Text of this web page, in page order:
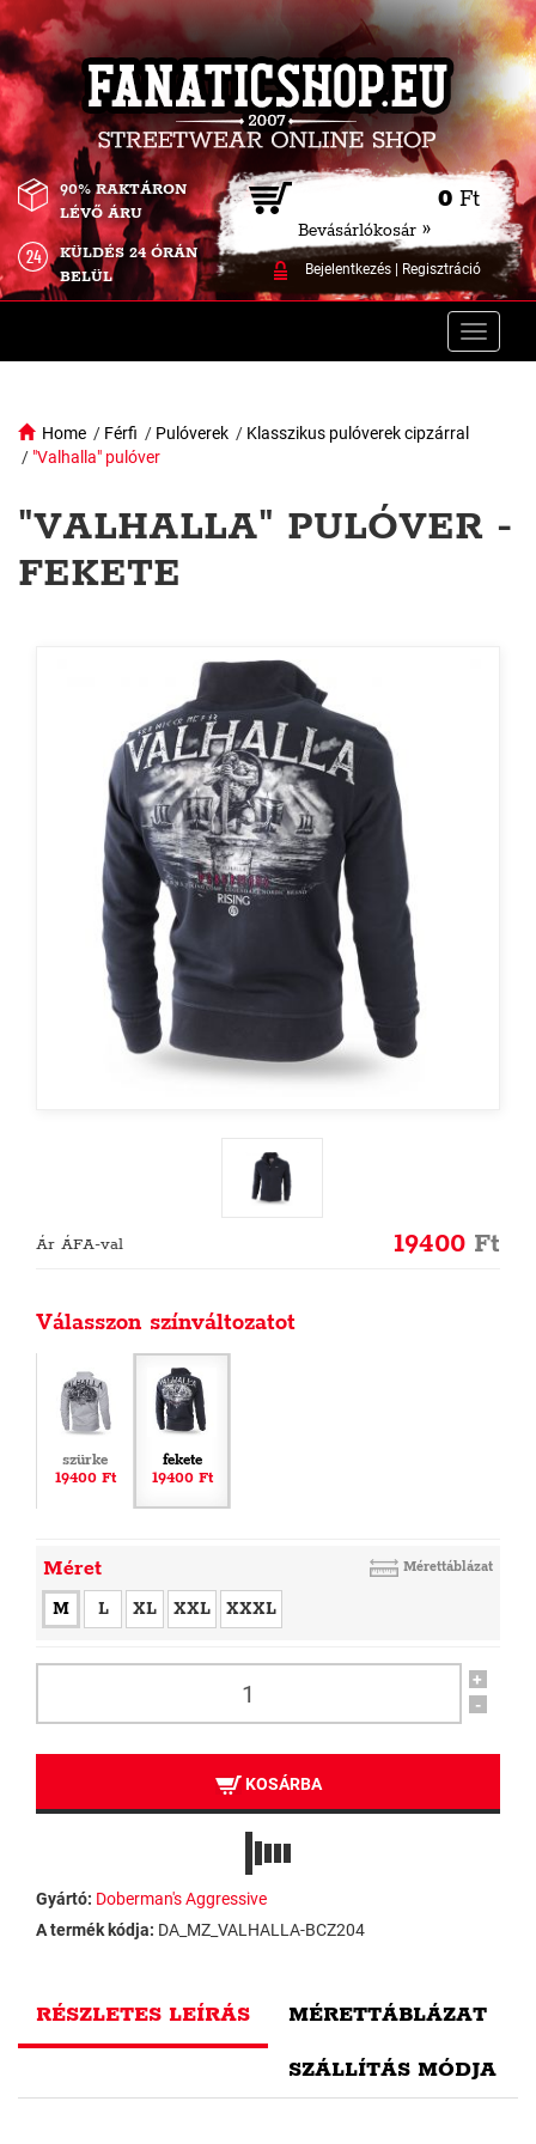
0 Ft
Bevásárlókosár »
Bejelentkezés| Regisztráció
90% RAKTÁRON
LÉVŐ ÁRU
KÜLDÉS 24 ÓRÁN
BELÜL
Toggle
Home / Férfi / Pulóverek / Klasszikus pulóverek cipzárral
/ "Valhalla" pulóver
"VALHALLA" PULÓVER -
FEKETE
Ár ÁFA-val 19400 Ft
Válasszon színváltozatot
szürke
19400 Ft
fekete
19400 Ft
Méret Mérettáblázat
M L XL XXL XXXL
+
-
KOSÁRBA
Gyártó: Doberman's Aggressive
A termék kódja: DA_MZ_VALHALLA-BCZ204
RÉSZLETES LEÍRÁS MÉRETTÁBLÁZAT
SZÁLLÍTÁS MÓDJA